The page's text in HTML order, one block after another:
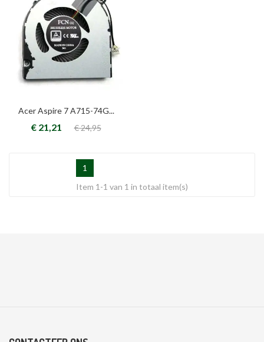
Acer Aspire 7 A715-74G...
€ 21,21 € 24,95
1
Item 1-1 van 1 in totaal item(s)